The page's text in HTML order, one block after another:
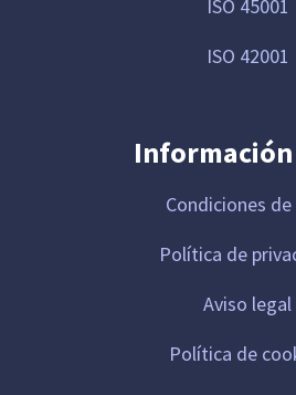
ISO 45001
ISO 42001
Condiciones de
Política de
Aviso legal
Política de